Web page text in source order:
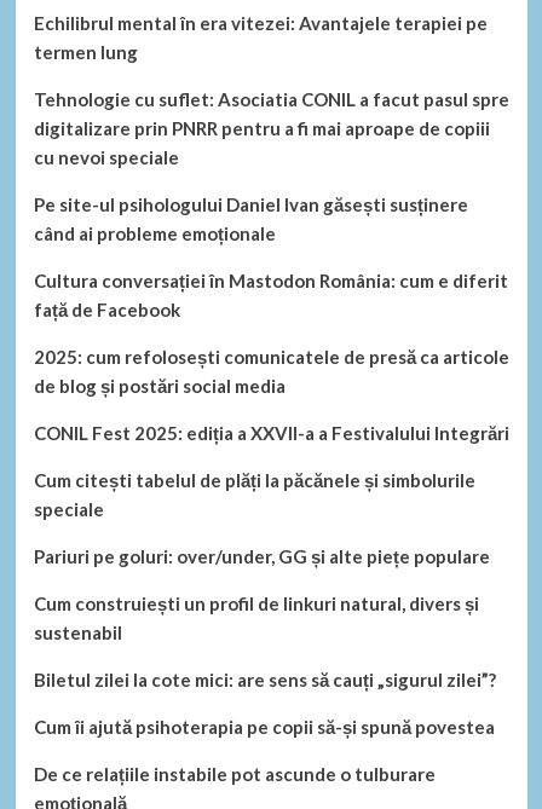
Echilibrul mental în era vitezei: Avantajele terapiei pe
termen lung
Tehnologie cu suflet: Asociatia CONIL a facut pasul spre
digitalizare prin PNRR pentru a fi mai aproape de copiii
cu nevoi speciale
Pe site-ul psihologului Daniel Ivan găsești susținere
când ai probleme emoționale
Cultura conversației în Mastodon România: cum e diferit
față de Facebook
2025: cum refolosești comunicatele de presă ca articole
de blog și postări social media
CONIL Fest 2025: ediția a XXVII-a a Festivalului Integrări
Cum citești tabelul de plăți la păcănele și simbolurile
speciale
Pariuri pe goluri: over/under, GG și alte piețe populare
Cum construiești un profil de linkuri natural, divers și
sustenabil
Biletul zilei la cote mici: are sens să cauți „sigurul zilei”?
Cum îi ajută psihoterapia pe copii să-și spună povestea
De ce relațiile instabile pot ascunde o tulburare
emoțională